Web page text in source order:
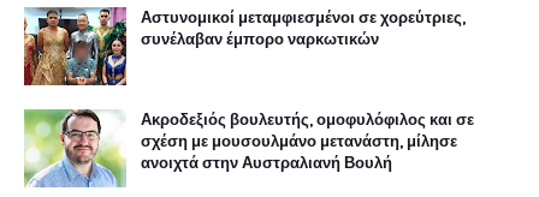
Αστυνομικοί μεταμφιεσμένοι σε χορεύτριες,
συνέλαβαν έμπορο ναρκωτικών
Ακροδεξιός βουλευτής, ομοφυλόφιλος και σε
σχέση με μουσουλμάνο μετανάστη, μίλησε
ανοιχτά στην Αυστραλιανή Βουλή